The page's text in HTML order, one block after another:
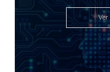
Ver